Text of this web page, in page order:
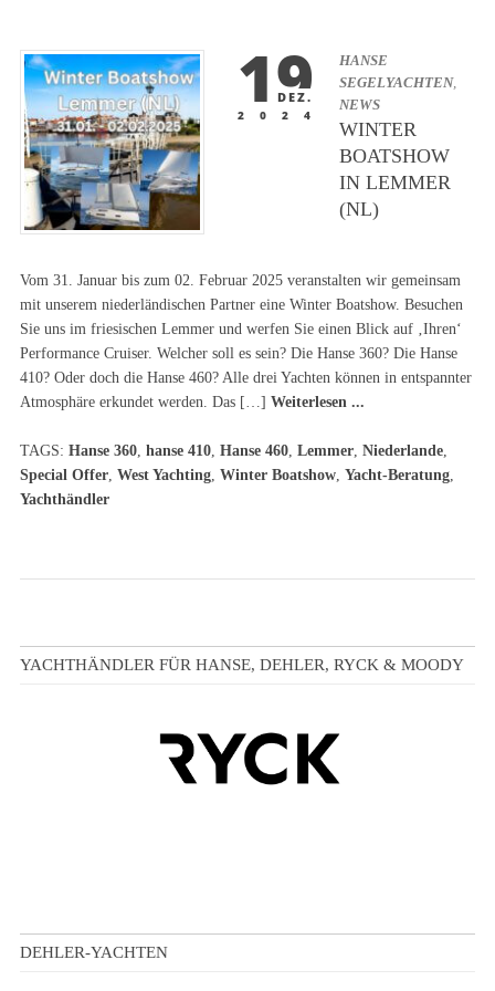
19
DEZ.
2024
HANSE
SEGELYACHTEN,
NEWS
WINTER
BOATSHOW
IN LEMMER
(NL)
Vom 31. Januar bis zum 02. Februar 2025 veranstalten wir gemeinsam
mit unserem niederländischen Partner eine Winter Boatshow. Besuchen
Sie uns im friesischen Lemmer und werfen Sie einen Blick auf ‚Ihren‘
Performance Cruiser. Welcher soll es sein? Die Hanse 360? Die Hanse
410? Oder doch die Hanse 460? Alle drei Yachten können in entspannter
Atmosphäre erkundet werden. Das […] Weiterlesen ...
TAGS: Hanse 360, hanse 410, Hanse 460, Lemmer, Niederlande,
Special Offer, West Yachting, Winter Boatshow, Yacht-Beratung,
Yachthändler
YACHTHÄNDLER FÜR HANSE, DEHLER, RYCK & MOODY
DEHLER-YACHTEN